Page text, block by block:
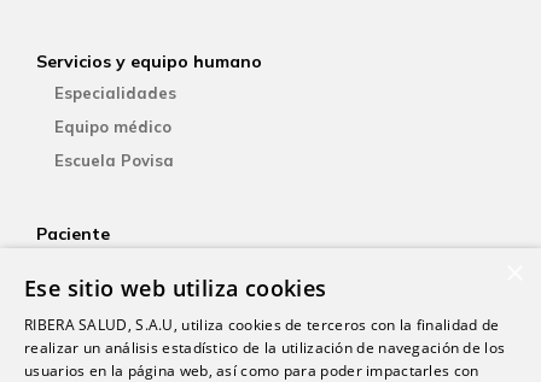
Servicios y equipo humano
Especialidades
Equipo médico
Escuela Povisa
Paciente
YOsalud
Atención al paciente
Guía del paciente
Ese sitio web utiliza cookies
RIBERA SALUD, S.A.U, utiliza cookies de terceros con la finalidad de
realizar un análisis estadístico de la utilización de navegación de los
usuarios en la página web, así como para poder impactarles con